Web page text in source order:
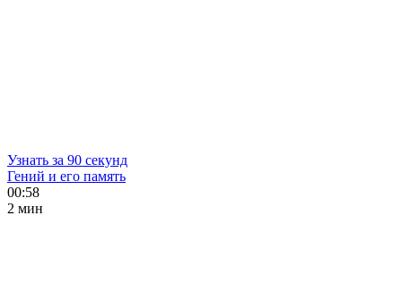
Узнать за 90 секунд
Гений и его память
00:58
2 мин